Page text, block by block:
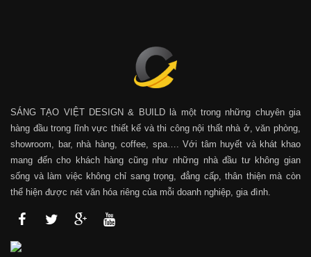
SÁNG TẠO VIỆT DESIGN & BUILD là một trong những chuyên gia
hàng đầu trong lĩnh vực thiết kế và thi công nội thất nhà ở, văn phòng,
showroom, bar, nhà hàng, coffee, spa…. Với tâm huyết và khát khao
mang đến cho khách hàng cũng như những nhà đầu tư không gian
sống và làm việc không chỉ sang trọng, đẳng cấp, thân thiện mà còn
thể hiện được nét văn hóa riêng của mỗi doanh nghiệp, gia đình.